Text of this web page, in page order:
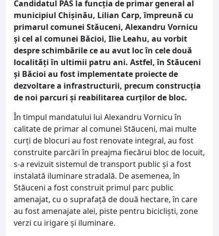
Candidatul PAS la funcția de primar general al
municipiul Chișinău, Lilian Carp, împreună cu
primarul comunei Stăuceni, Alexandru Vornicu
și cel al comunei Băcioi, Ilie Leahu, au vorbit
despre schimbările ce au avut loc în cele două
localități în ultimii patru ani. Astfel, în Stăuceni
și Băcioi au fost implementate proiecte de
dezvoltare a infrastructurii, precum construcția
de noi parcuri și reabilitarea curților de bloc.
În timpul mandatului lui Alexandru Vornicu în
calitate de primar al comunei Stăuceni, mai multe
curți de blocuri au fost renovate integral, au fost
construite parcări în preajma fiecărui bloc de locuit,
s-a revizuit sistemul de transport public și a fost
instalată iluminare stradală. De asemenea, în
Stăuceni a fost construit primul parc public
amenajat, cu o suprafață de două hectare, în care
au fost amenajate alei, piste pentru bicicliști, zone
verzi cu irigare și iluminare.